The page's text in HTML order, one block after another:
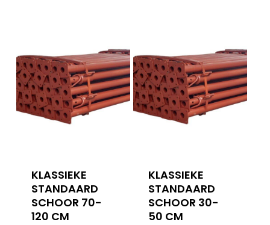
KLASSIEKE
STANDAARD
SCHOOR 70-
120 CM
KLASSIEKE
STANDAARD
SCHOOR 30-
50 CM